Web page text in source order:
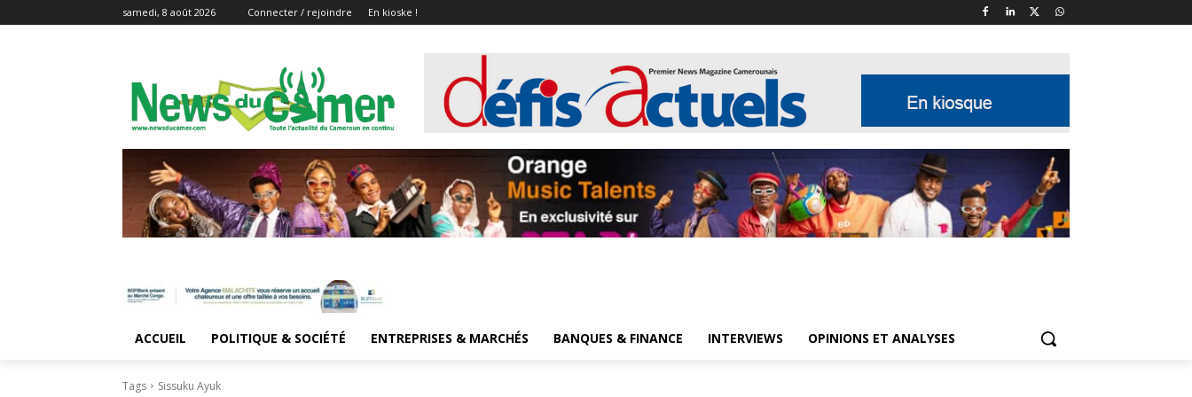
samedi, 8 août 2026 Connecter / rejoindre En kioske !
ACCUEIL POLITIQUE & SOCIÉTÉ ENTREPRISES & MARCHÉS BANQUES & FINANCE INTERVIEWS OPINIONS ET ANALYSES
Tags Sissuku Ayuk